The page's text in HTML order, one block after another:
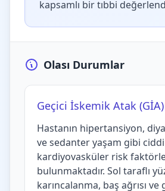
kapsamlı bir tıbbi
Olası Durumlar
Geçici İskemik Atak
Hastanın hipertansiyon,
ve sedanter yaşam gibi ciddi
kardiyovasküler risk
bulunmaktadır. Sol taraflı
karıncalanma, baş ağrısı ve